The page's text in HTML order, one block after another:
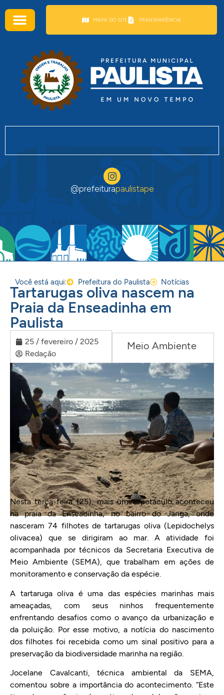
MAPA DO SITE TRANSPARÊNCIA
@prefeiturapaulistape
Você está aqui: Prefeitura do Paulista Notícias
Tartarugas oliva nascem na
Praia da Enseadinha em
Paulista
25 / fevereiro / 2025
Redação
Meio Ambiente
Nesta terça-feira (25), mais um espetáculo aconteceu
na praia da Enseadinha, no bairro do Janga, onde
nasceram 74 filhotes de tartarugas oliva (Lepidochelys
olivacea) que se dirigiram ao mar. A atividade foi
acompanhada por técnicos da Secretaria Executiva de
Meio Ambiente (SEMA), que trabalham em ações de
monitoramento e conservação da espécie.
A tartaruga oliva é uma das espécies marinhas mais
ameaçadas, com seus ninhos frequentemente
enfrentando desafios como o avanço da urbanização e
da poluição. Por esse motivo, a notícia do nascimento
dos filhotes foi recebida como um sinal positivo para a
preservação da biodiversidade marinha na região.
Jocelane Cavalcanti, técnica ambiental da SEMA,
comentou sobre a importância do acontecimento. “Este